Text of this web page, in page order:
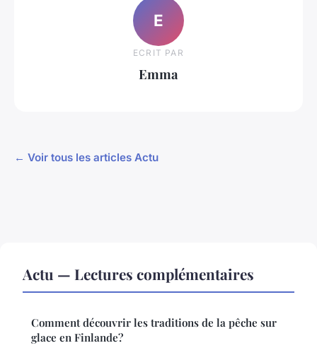
E
ECRIT PAR
Emma
← Voir tous les articles Actu
Actu — Lectures complémentaires
Comment découvrir les traditions de la pêche sur
glace en Finlande?